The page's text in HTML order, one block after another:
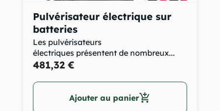
Pulvérisateur électrique sur
batteries
Les pulvérisateurs
électriques présentent de nombreux...
481,32 €
Ajouter au panieradd_shopping_cart